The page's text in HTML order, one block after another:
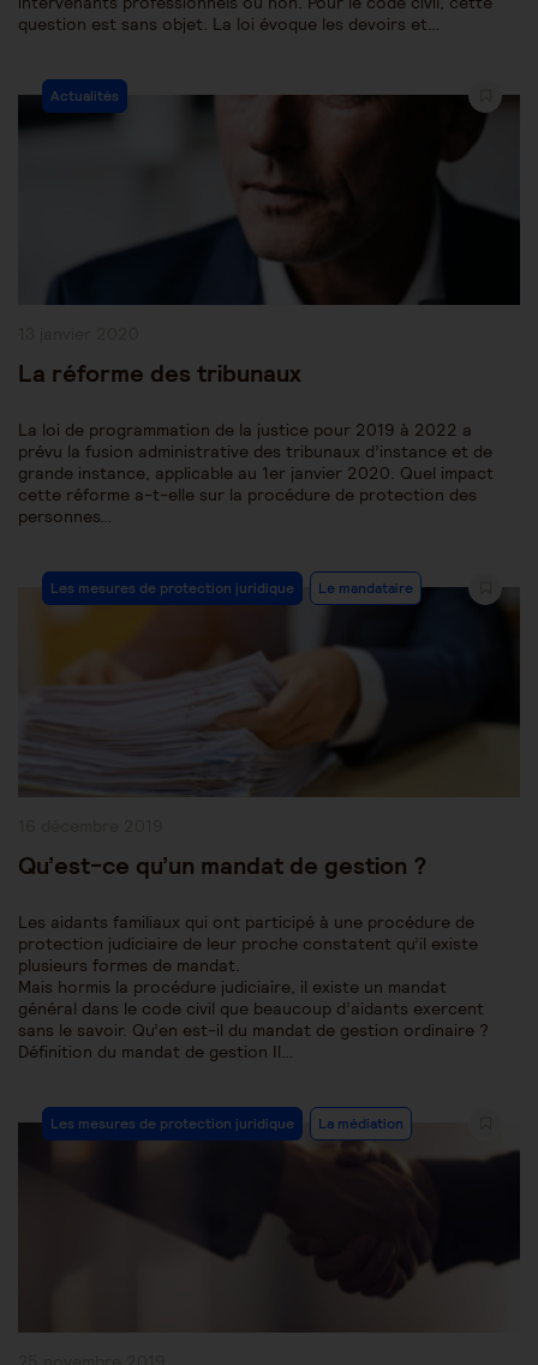
question est sans objet. La loi évoque les devoirs et…
Post
Category:
Actualités
La réforme des tribunaux
La loi de programmation de la justice pour 2019 à 2022 a
prévu la fusion administrative des tribunaux d’instance et de
grande instance, applicable au 1er janvier 2020. Quel impact
cette réforme a-t-elle sur la procédure de protection des
personnes…
Post
Category:
Les mesures de protection juridique Le mandataire
Qu’est-ce qu’un mandat de gestion ?
Les aidants familiaux qui ont participé à une procédure de
protection judiciaire de leur proche constatent qu’il existe
plusieurs formes de mandat.
Mais hormis la procédure judiciaire, il existe un mandat
général dans le code civil que beaucoup d’aidants exercent
sans le savoir. Qu’en est-il du mandat de gestion ordinaire ?
Définition du mandat de gestion Il…
Post
Category:
Les mesures de protection juridique La médiation